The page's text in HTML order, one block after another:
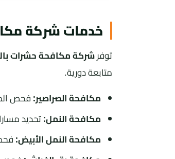
خدمات شركة
توفرشركة مكافحة حشرات
متابعة دورية.
مكافحة الصراصير:فحص
مكافحة النمل:تحديد
مكافحة النمل الأبيض: